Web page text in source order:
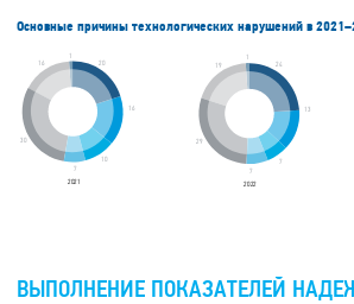
Основные причины технологических нарушений в
2021
20
16
10
7
30
16
1
2022
24
13
7
7
29
19
ВЫПОЛНЕНИЕ ПОКАЗАТЕЛЕЙ